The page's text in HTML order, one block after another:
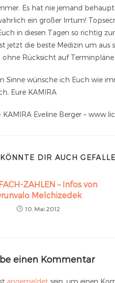
Es hat nie jemand
ein großer Irrtum!
in diesen Tagen so richtig
jetzt die beste Medizin um aus
ohne Rücksicht auf
Sinne wünsche ich Euch wie
Eure KAMIRA
KAMIRA Eveline Berger –
DIR AUCH
ZAHLEN – Infos von
Melchizedek
10. Mai 2012
einen Kommentar
angemeldet sein, um einen